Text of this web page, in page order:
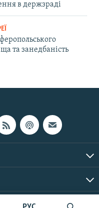
в держзраді
та занедбаність
| Усі права застережено.